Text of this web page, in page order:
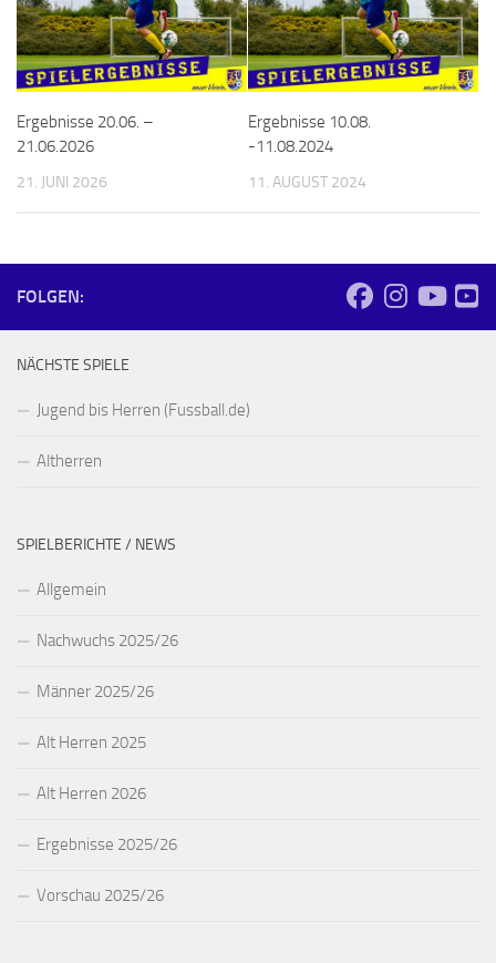
Ergebnisse 20.06. –
21.06.2026
21. JUNI 2026
Ergebnisse 10.08.
-11.08.2024
11. AUGUST 2024
FOLGEN:
NÄCHSTE SPIELE
Jugend bis Herren (Fussball.de)
Altherren
SPIELBERICHTE / NEWS
Allgemein
Nachwuchs 2025/26
Männer 2025/26
Alt Herren 2025
Alt Herren 2026
Ergebnisse 2025/26
Vorschau 2025/26